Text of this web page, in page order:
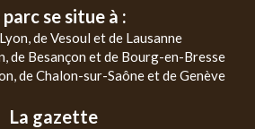
parc se situe à :
de Vesoul et de Lausanne
de Besançon et de Bourg-en-Bresse
de Chalon-sur-Saône et de Genève
La gazette